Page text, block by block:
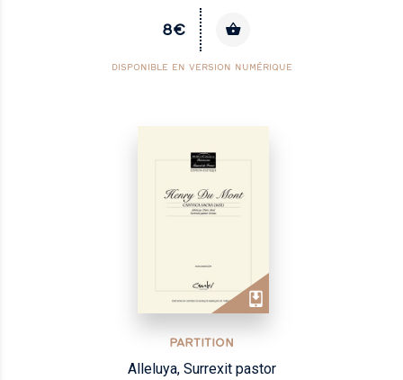
8€
DISPONIBLE EN VERSION NUMÉRIQUE
PARTITION
Alleluya, Surrexit pastor